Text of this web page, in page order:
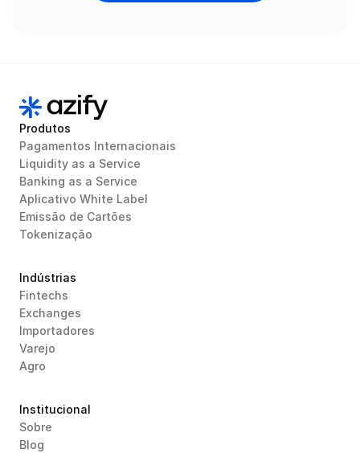
Produtos
Pagamentos Internacionais
Liquidity as a Service
Banking as a Service
Aplicativo White Label
Emissão de Cartões
Tokenização
Indústrias
Fintechs
Exchanges
Importadores
Varejo
Agro
Institucional
Sobre
Blog